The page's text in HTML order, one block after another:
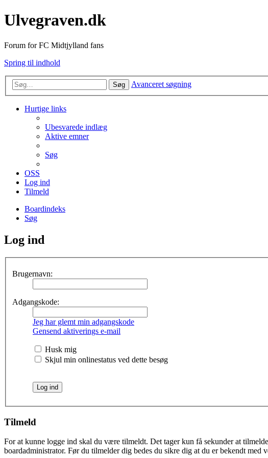
Ulvegraven.dk
Forum for FC Midtjylland fans
Spring til indhold
Søg Avanceret søgning
Hurtige links
Ubesvarede indlæg
Aktive emner
Søg
OSS
Log ind
Tilmeld
Boardindeks
Søg
Log ind
Brugernavn:
Adgangskode:
Jeg har glemt min adgangskode
Gensend aktiverings e-mail
Husk mig
Skjul min onlinestatus ved dette besøg
Tilmeld
For at kunne logge ind skal du være tilmeldt. Det tager kun få sekunder at
boardadministrator. Før du tilmelder dig bedes du sikre dig at du er bekendt